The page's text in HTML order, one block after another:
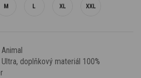
, doplňkový materiál 100%